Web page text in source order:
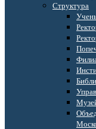
Структура